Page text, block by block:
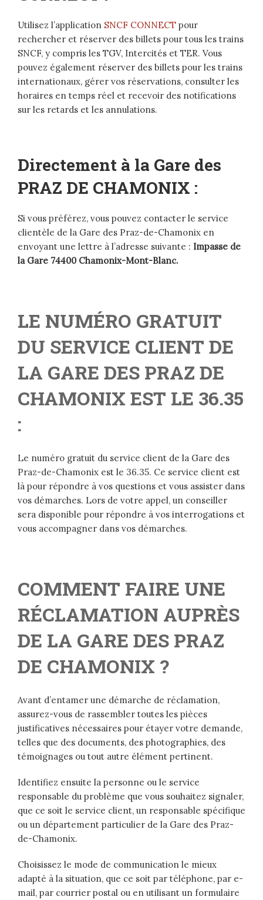
Utilisez l’application SNCF CONNECT pour
rechercher et réserver des billets pour tous les trains
SNCF, y compris les TGV, Intercités et TER. Vous
pouvez également réserver des billets pour les trains
internationaux, gérer vos réservations, consulter les
horaires en temps réel et recevoir des notifications
sur les retards et les annulations.
Directement à la Gare des
PRAZ DE CHAMONIX :
Si vous préférez, vous pouvez contacter le service
clientèle de la Gare des Praz-de-Chamonix en
envoyant une lettre à l’adresse suivante : Impasse de
la Gare 74400 Chamonix-Mont-Blanc.
LE NUMÉRO GRATUIT
DU SERVICE CLIENT DE
LA GARE DES PRAZ DE
CHAMONIX EST LE 36.35
:
Le numéro gratuit du service client de la Gare des
Praz-de-Chamonix est le 36.35. Ce service client est
là pour répondre à vos questions et vous assister dans
vos démarches. Lors de votre appel, un conseiller
sera disponible pour répondre à vos interrogations et
vous accompagner dans vos démarches.
COMMENT FAIRE UNE
RÉCLAMATION AUPRÈS
DE LA GARE DES PRAZ
DE CHAMONIX ?
Avant d’entamer une démarche de réclamation,
assurez-vous de rassembler toutes les pièces
justificatives nécessaires pour étayer votre demande,
telles que des documents, des photographies, des
témoignages ou tout autre élément pertinent.
Identifiez ensuite la personne ou le service
responsable du problème que vous souhaitez signaler,
que ce soit le service client, un responsable spécifique
ou un département particulier de la Gare des Praz-
de-Chamonix.
Choisissez le mode de communication le mieux
adapté à la situation, que ce soit par téléphone, par e-
mail, par courrier postal ou en utilisant un formulaire